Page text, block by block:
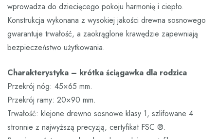
wprowadza do dziecięcego pokoju harmonię i ciepło.
Konstrukcja wykonana z wysokiej jakości drewna sosnowego
gwarantuje trwałość, a zaokrąglone krawędzie zapewniają
bezpieczeństwo użytkowania.
Charakterystyka – krótka ściągawka dla rodzica
Przekrój nóg: 45×65 mm.
Przekrój ramy: 20×90 mm.
Trwałość: klejone drewno sosnowe klasy 1, szlifowane 4
stronnie z najwyższą precyzją, certyfikat FSC ®.